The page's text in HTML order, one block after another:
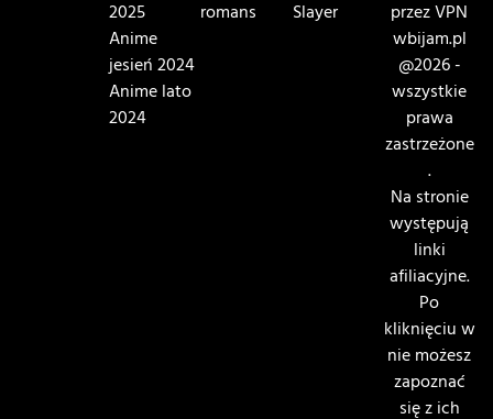
2025
Anime
jesień 2024
Anime lato
2024
romans
Slayer
przez VPN
wbijam.pl
@2026 -
wszystkie
prawa
zastrzeżone
.
Na stronie
występują
linki
afiliacyjne.
Po
kliknięciu w
nie możesz
zapoznać
się z ich